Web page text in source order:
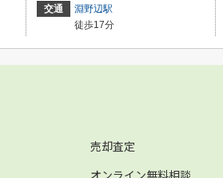
交通
淵野辺駅
徒歩17分
売却査定
オンライン無料相談